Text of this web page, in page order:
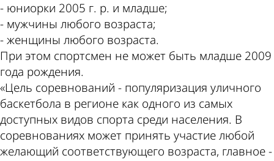
- юниорки 2005 г. р. и младше;
- мужчины любого возраста;
- женщины любого возраста.
При этом спортсмен не может быть младше 2009
года рождения.
«Цель соревнований - популяризация уличного
баскетбола в регионе как одного из самых
доступных видов спорта среди населения. В
соревнованиях может принять участие любой
желающий соответствующего возраста, главное -